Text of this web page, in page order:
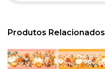
Produtos Relacionados